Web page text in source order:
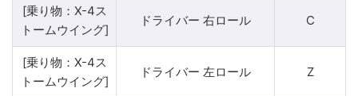
[乗り物：X-4ス
トームウイング]
ドライバー 右ロール C
[乗り物：X-4ス
トームウイング]
ドライバー 左ロール Z